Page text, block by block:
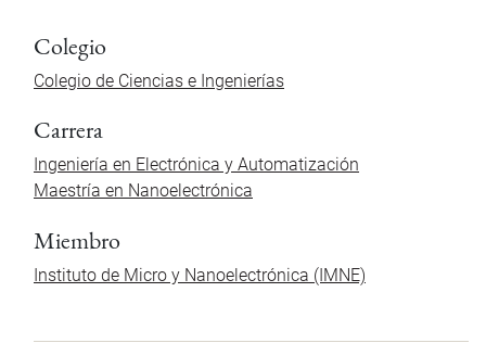
Colegio
Colegio de Ciencias e Ingenierías
Carrera
Ingeniería en Electrónica y Automatización
Maestría en Nanoelectrónica
Miembro
Instituto de Micro y Nanoelectrónica (IMNE)